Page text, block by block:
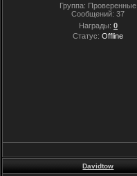
Группа: Проверенные
Сообщений:37
Награды: 0
Статус:Offline
Davidtow